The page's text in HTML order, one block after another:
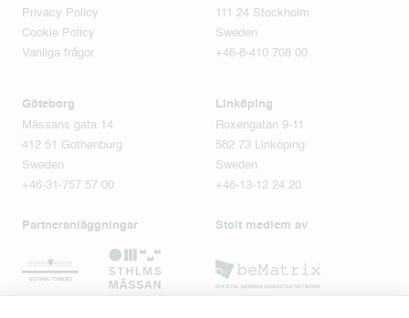
Privacy Policy
Cookie Policy
Vanliga frågor
111 24 Stockholm
Sweden
+46-8-410 708 00
Göteborg
Mässans gata 14
412 51 Gothenburg
Sweden
+46-31-757 57 00
Linköping
Roxengatan 9-11
582 73 Linköping
Sweden
+46-13-12 24 20
Partneranläggningar Stolt medlem av